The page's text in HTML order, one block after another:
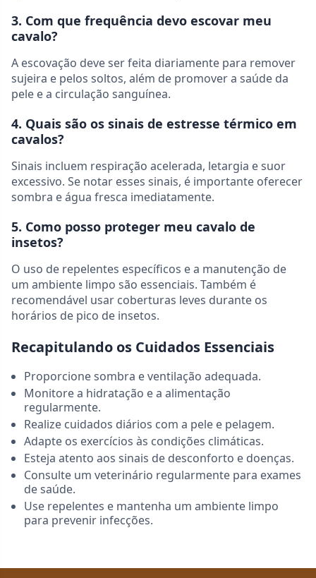
3. Com que frequência devo escovar meu
cavalo?
A escovação deve ser feita diariamente para remover
sujeira e pelos soltos, além de promover a saúde da
pele e a circulação sanguínea.
4. Quais são os sinais de estresse térmico em
cavalos?
Sinais incluem respiração acelerada, letargia e suor
excessivo. Se notar esses sinais, é importante oferecer
sombra e água fresca imediatamente.
5. Como posso proteger meu cavalo de
insetos?
O uso de repelentes específicos e a manutenção de
um ambiente limpo são essenciais. Também é
recomendável usar coberturas leves durante os
horários de pico de insetos.
Recapitulando os Cuidados Essenciais
Proporcione sombra e ventilação adequada.
Monitore a hidratação e a alimentação
regularmente.
Realize cuidados diários com a pele e pelagem.
Adapte os exercícios às condições climáticas.
Esteja atento aos sinais de desconforto e doenças.
Consulte um veterinário regularmente para exames
de saúde.
Use repelentes e mantenha um ambiente limpo
para prevenir infecções.